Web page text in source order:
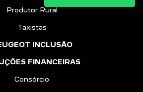
Produtor Rural
Taxistas
INCLUSÃO
FINANCEIRAS
Consórcio